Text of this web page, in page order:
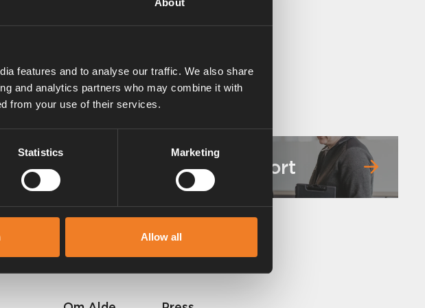
About
features and to analyse our traffic. We also share
and analytics partners who may combine it with
from your use of their services.
Statistics Marketing
Allow all
Service & support